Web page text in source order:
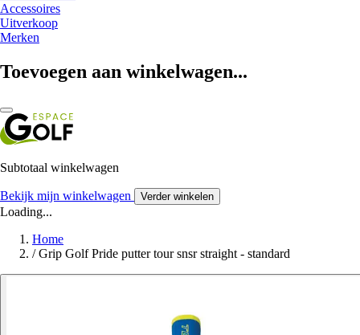
Accessoires
Uitverkoop
Merken
Toevoegen aan winkelwagen...
Subtotaal winkelwagen
Bekijk mijn winkelwagen Verder winkelen
Loading...
Home
/ Grip Golf Pride putter tour snsr straight - standard